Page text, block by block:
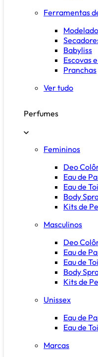
Ferramentas
Babyliss
Escovas
Pranchas
Ver tudo
Perfumes
Femininos
Deo
Eau de
Eau de
Body
Kits de
Masculinos
Deo
Eau de
Eau de
Body
Kits de
Unissex
Eau de
Eau de
Marcas